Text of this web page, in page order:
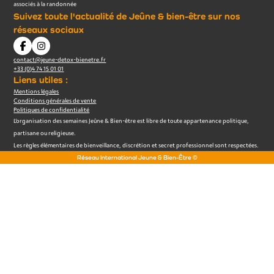
associés à la randonnée
Suivez toute l'actualité de Jeûne & bien-être sur nos
réseaux sociaux
contact@jeune-detox-bienetre.fr
+33 (0)4 74 15 01 01
Liens utiles :
Mentions légales
Conditions générales de vente
Politiques de confidentialité
L’organisation des semaines Jeûne & Bien-être est libre de toute appartenance politique,
partisane ou religieuse.
Les règles élémentaires de bienveillance, discrétion et secret professionnel sont respectées.
Réseau International Jeune & Bien-Être ©